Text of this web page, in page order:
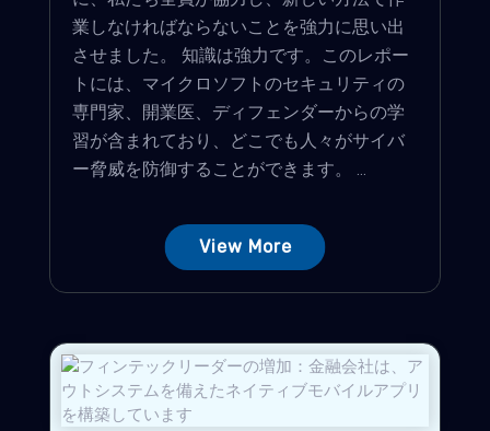
業しなければならないことを強力に思い出
させました。 知識は強力です。このレポー
トには、マイクロソフトのセキュリティの
専門家、開業医、ディフェンダーからの学
習が含まれており、どこでも人々がサイバ
ー脅威を防御することができます。 ...
View More